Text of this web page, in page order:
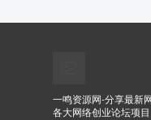
一鸣资源网-分享最新
各大网络创业论坛项